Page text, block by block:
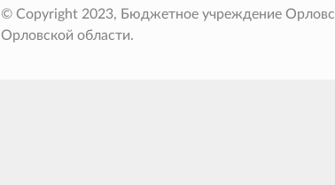
© Copyright 2023, Бюджетное учреждение
Орловской области.